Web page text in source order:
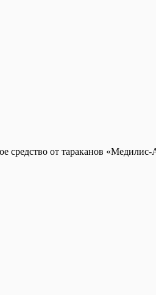
средство от тараканов